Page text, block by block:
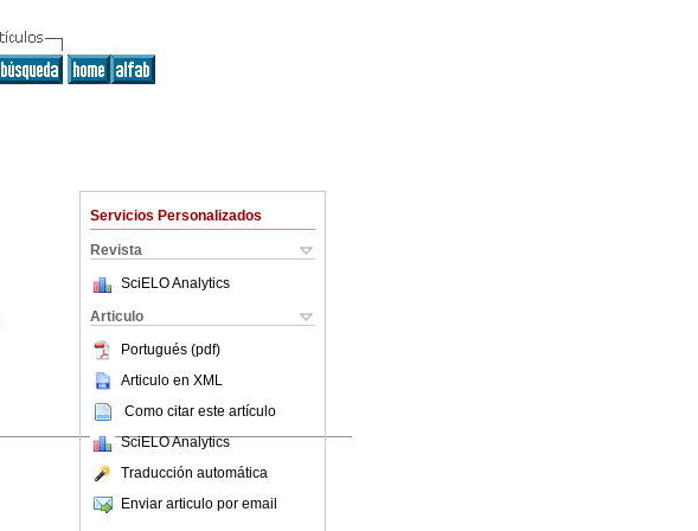
Servicios Personalizados
Revista
SciELO Analytics
Articulo
Portugués (pdf)
Articulo en XML
Como citar este artículo
SciELO Analytics
Traducción automática
Enviar articulo por email